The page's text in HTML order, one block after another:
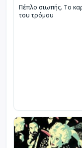
Πέπλο σιωπής. Το
του τρόμου